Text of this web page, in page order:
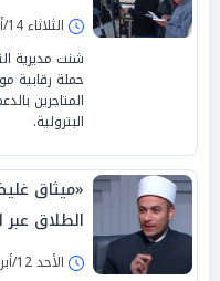
الثلاثاء 14/أبريل/2026 - 03:01 م
شنت مديرية
حملة رقابية
المتاجرين
البترولية.
«ميثاق
الطلاق عبر
الأحد 12/أبريل/2026 - 10:22 م